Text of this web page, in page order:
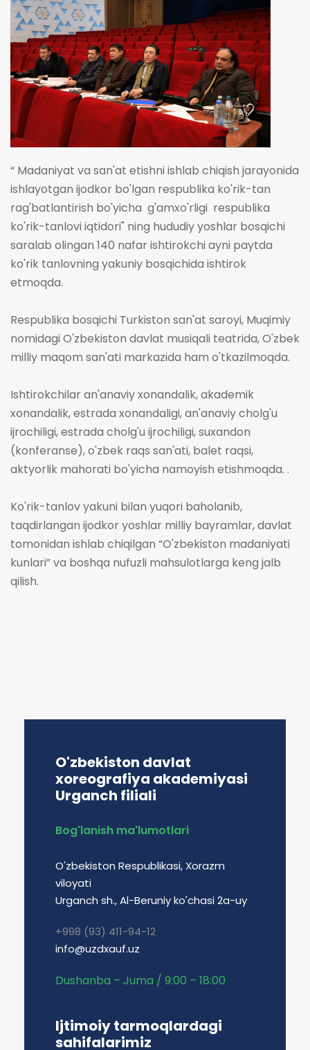
“ Madaniyat va san'at etishni ishlab chiqish jarayonida
ishlayotgan ijodkor bo'lgan respublika ko'rik-tan
rag'batlantirish bo'yicha g'amxo'rligi respublika
ko'rik-tanlovi iqtidori" ning hududiy yoshlar bosqichi
saralab olingan 140 nafar ishtirokchi ayni paytda
ko'rik tanlovning yakuniy bosqichida ishtirok
etmoqda.
Respublika bosqichi Turkiston san'at saroyi, Muqimiy
nomidagi O'zbekiston davlat musiqali teatrida, O'zbek
milliy maqom san'ati markazida ham o'tkazilmoqda.
Ishtirokchilar an'anaviy xonandalik, akademik
xonandalik, estrada xonandaligi, an'anaviy cholg'u
ijrochiligi, estrada cholg'u ijrochiligi, suxandon
(konferanse), o'zbek raqs san'ati, balet raqsi,
aktyorlik mahorati bo'yicha namoyish etishmoqda. .
Ko'rik-tanlov yakuni bilan yuqori baholanib,
taqdirlangan ijodkor yoshlar milliy bayramlar, davlat
tomonidan ishlab chiqilgan “O'zbekiston madaniyati
kunlari” va boshqa nufuzli mahsulotlarga keng jalb
qilish.
O'zbekiston davlat
xoreografiya akademiyasi
Urganch filiali
Bog'lanish ma'lumotlari
O'zbekiston Respublikasi, Xorazm
viloyati
Urganch sh., Al-Beruniy ko'chasi 2a-uy
+998 (93) 411-94-12
info@uzdxauf.uz
Dushanba – Juma / 9:00 – 18:00
Ijtimoiy tarmoqlardagi
sahifalarimiz